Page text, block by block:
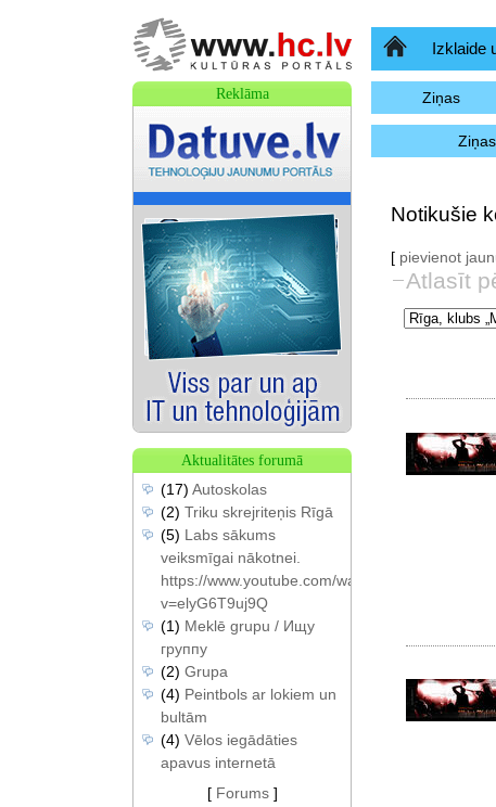
Sākumlapa
Izklaide
Ziņas
Ziņas
Notikušie
[ pievienot
Atlasīt
Reklāma
Aktualitātes forumā
(17) Autoskolas
(2) Triku skrejriteņis Rīgā
(5) Labs sākums
veiksmīgai nākotnei.
https://www.youtube.com/watch?
v=elyG6T9uj9Q
(1) Meklē grupu / Ищу
группу
(2) Grupa
(4) Peintbols ar lokiem un
bultām
(4) Vēlos iegādāties
apavus internetā
[ Forums]